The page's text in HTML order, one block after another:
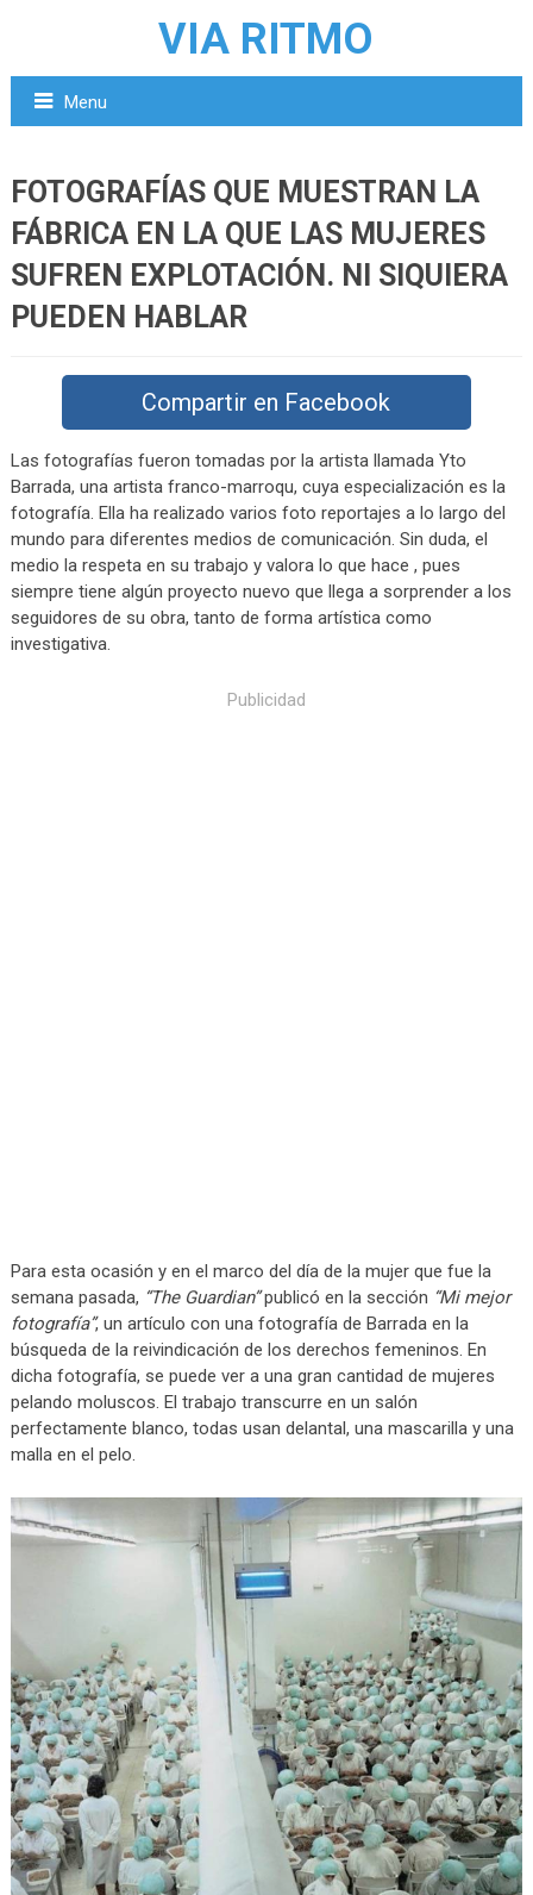
VIA RITMO
Menu
FOTOGRAFÍAS QUE MUESTRAN LA
FÁBRICA EN LA QUE LAS MUJERES
SUFREN EXPLOTACIÓN. NI SIQUIERA
PUEDEN HABLAR
Compartir en Facebook
Las fotografías fueron tomadas por la artista llamada Yto
Barrada, una artista franco-marroqu, cuya especialización es la
fotografía. Ella ha realizado varios foto reportajes a lo largo del
mundo para diferentes medios de comunicación. Sin duda, el
medio la respeta en su trabajo y valora lo que hace , pues
siempre tiene algún proyecto nuevo que llega a sorprender a los
seguidores de su obra, tanto de forma artística como
investigativa.
Publicidad
Para esta ocasión y en el marco del día de la mujer que fue la
semana pasada, “The Guardian”publicó en la sección “Mi mejor
fotografía”, un artículo con una fotografía de Barrada en la
búsqueda de la reivindicación de los derechos femeninos. En
dicha fotografía, se puede ver a una gran cantidad de mujeres
pelando moluscos. El trabajo transcurre en un salón
perfectamente blanco, todas usan delantal, una mascarilla y una
malla en el pelo.